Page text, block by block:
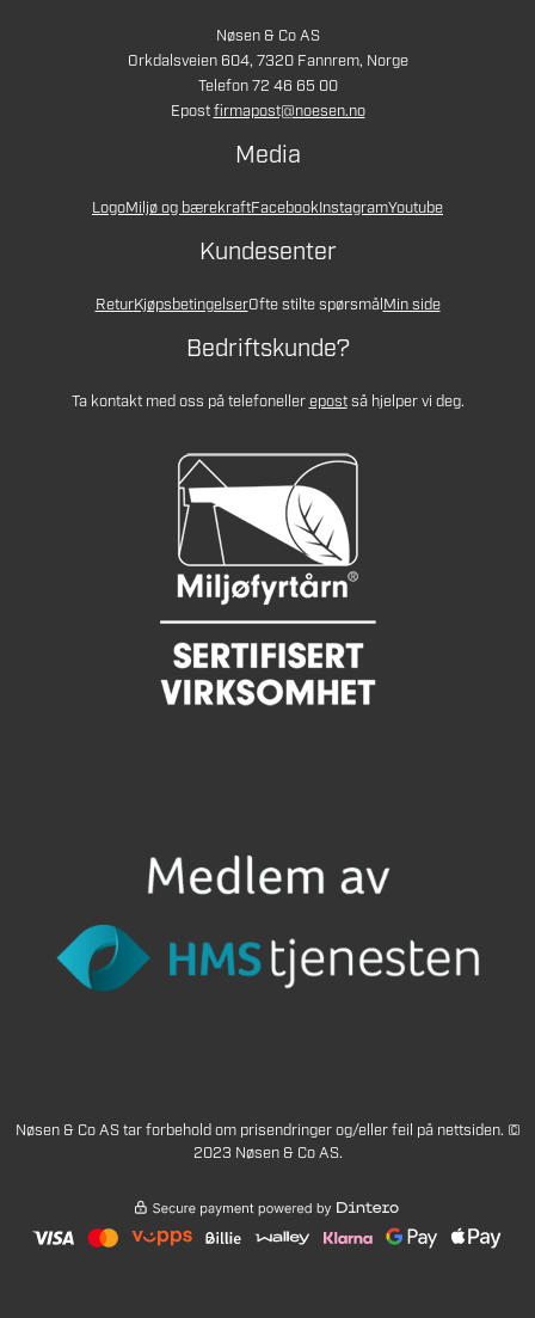
Nøsen & Co AS
Orkdalsveien 604, 7320 Fannrem, Norge
Telefon 72 46 65 00
Epostfirmapost@noesen.no
Media
LogoMiljø og bærekraftFacebookInstagramYoutube
Kundesenter
ReturKjøpsbetingelserOfte stilte spørsmålMin side
Bedriftskunde?
Ta kontakt med oss på telefonellerepostså hjelper vi deg.
Nøsen & Co AS tar forbehold om prisendringer og/eller feil på nettsiden. ©
2023 Nøsen & Co AS.